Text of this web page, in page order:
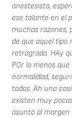
anestesista,
ese talante en el
muchas razones,
de que aquel tipo
retrógrada. HAy
POr lo menos
normalidad,
todas. Ah una
existen muy
asunto al margen